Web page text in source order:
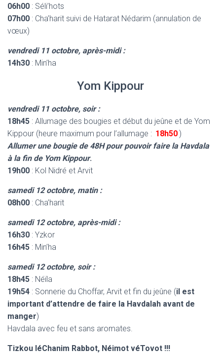
06h00 : Séli’hots
07h00 : Cha’harit suivi de Hatarat Nédarim (annulation de
vœux)
vendredi 11 octobre, après-midi :
14h30 : Min’ha
Yom Kippour
vendredi 11 octobre, soir :
18h45 : Allumage des bougies et début du jeûne et de Yom
Kippour (heure maximum pour l’allumage : 18h50)
Allumer une bougie de 48H pour pouvoir faire la Havdala
à la fin de Yom Kippour.
19h00 : Kol Nidré et Arvit
samedi 12 octobre, matin :
08h00 : Cha’harit
samedi 12 octobre, après-midi :
16h30 : Yzkor
16h45 : Min’ha
samedi 12 octobre, soir :
18h45 : Néïla
19h54 : Sonnerie du Choffar, Arvit et fin du jeûne (il est
important d’attendre de faire la Havdalah avant de
manger)
Havdala avec feu et sans aromates.
Tizkou léChanim Rabbot, Néimot véTovot !!!